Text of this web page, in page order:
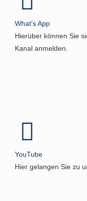
What's App
Hierüber können Sie
Kanal anmelden.
YouTube
Hier gelangen Sie zu